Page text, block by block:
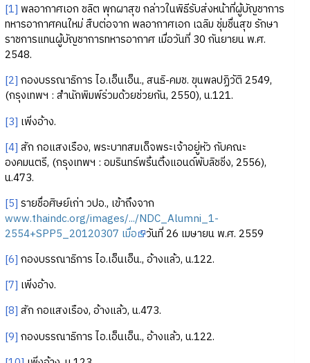
[1] พลอากาศเอก ชลิต พุกผาสุข กล่าวในพิธีรับส่งหน้าที่ผู้บัญชาการ
ทหารอากาศคนใหม่ สืบต่อจาก พลอากาศเอก เฉลิม ชุ่มชื่นสุข รักษา
ราชการแทนผู้บัญชาการทหารอากาศ เมื่อวันที่ 30 กันยายน พ.ศ.
2548.
[2] กองบรรณาธิการ ไอ.เอ็นเอ็น., สนธิ-คมช. ขุนพลปฏิวัติ 2549,
(กรุงเทพฯ : สำนักพิมพ์ร่วมด้วยช่วยกัน, 2550), น.121.
[3] เพิ่งอ้าง.
[4] สัก กอแสงเรือง, พระบาทสมเด็จพระเจ้าอยู่หัว กับคณะ
องคมนตรี, (กรุงเทพฯ : อมรินทร์พริ้นติ้งแอนด์พับลิชชิ่ง, 2556),
น.473.
[5] รายชื่อศิษย์เก่า วปอ., เข้าถึงจาก
www.thaindc.org/images/.../NDC_Alumni_1-
2554+SPP5_20120307 เมื่อ วันที่ 26 เมษายน พ.ศ. 2559
[6] กองบรรณาธิการ ไอ.เอ็นเอ็น., อ้างแล้ว, น.122.
[7] เพิ่งอ้าง.
[8] สัก กอแสงเรือง, อ้างแล้ว, น.473.
[9] กองบรรณาธิการ ไอ.เอ็นเอ็น., อ้างแล้ว, น.122.